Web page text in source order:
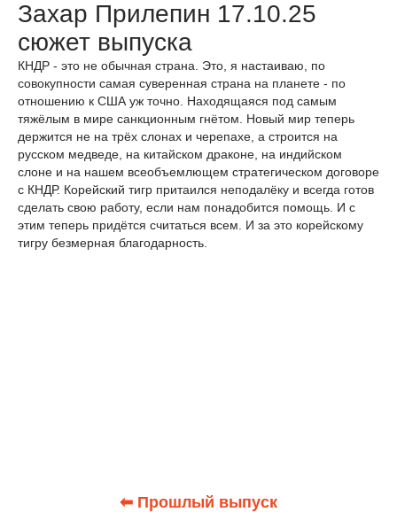
Захар Прилепин 17.10.25
сюжет выпуска
КНДР - это не обычная страна. Это, я настаиваю, по
совокупности самая суверенная страна на планете - по
отношению к США уж точно. Находящаяся под самым
тяжёлым в мире санкционным гнётом. Новый мир теперь
держится не на трёх слонах и черепахе, а строится на
русском медведе, на китайском драконе, на индийском
слоне и на нашем всеобъемлющем стратегическом договоре
с КНДР. Корейский тигр притаился неподалёку и всегда готов
сделать свою работу, если нам понадобится помощь. И с
этим теперь придётся считаться всем. И за это корейскому
тигру безмерная благодарность.
⬅ Прошлый выпуск